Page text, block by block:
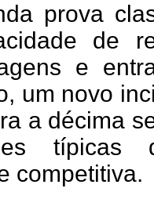
prova
de
e
um novo
a décima
competitiva.